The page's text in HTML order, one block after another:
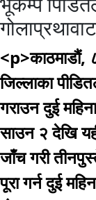
<p>काठमाडौं,
जिल्लाका
गराउन दुई
साउन २ देखि
जाँच गरी
पूरा गर्न दुई